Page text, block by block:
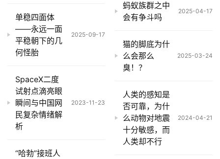
单稳四面体
——永远一面
平稳朝下的几
何怪胎
2025-09-17
SpaceX二度
试射点滴亮眼
瞬间与中国网
民复杂情绪解
析
2023-11-23
“哈勃”接班人
蚂蚁族群之中
会有争斗吗
2025-04-17
猫的脚底为什
么会那么
臭！？
2025-03-24
人类的感知是
否可靠，为什
么动物对地震
十分敏感，而
人类却不行
2024-04-21